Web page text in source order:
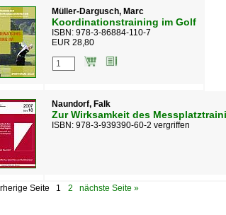
Müller-Dargusch, Marc
Koordinationstraining im Golf
ISBN: 978-3-86884-110-7
EUR 28,80
Naundorf, Falk
Zur Wirksamkeit des
ISBN: 978-3-939390-60-2 vergriffen
Seite 1 2 nächste Seite »